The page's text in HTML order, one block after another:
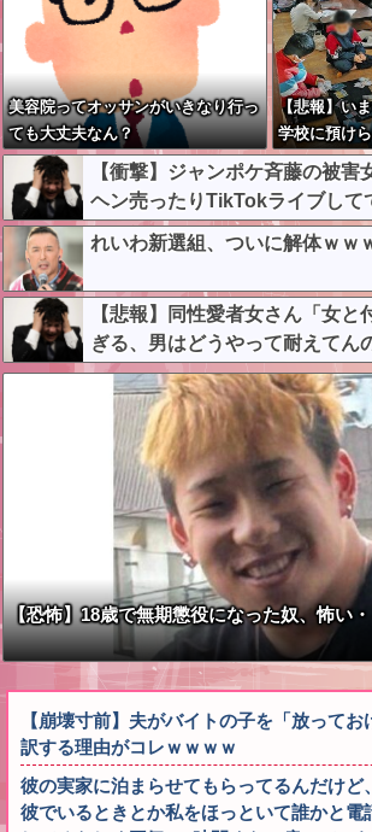
美容院ってオッサンがいきなり行っ
ても大丈夫なん？
【悲報】い
学校に預け
学童に預け
【衝撃】ジャンポケ斉藤の被害
ヘン売ったりTikTokライブして
示談しなかった」←コレってさ
れいわ新選組、ついに解体ｗｗ
【悲報】同性愛者女さん「女と
ぎる、男はどうやって耐えてん
意せざるおえないと話題に
【恐怖】18歳で無期懲役になった奴、怖い・
【崩壊寸前】夫がバイトの子を「放って
訳する理由がコレｗｗｗｗ
彼の実家に泊まらせてもらってるんだけど
彼でいるときとか私をほっといて誰かと電